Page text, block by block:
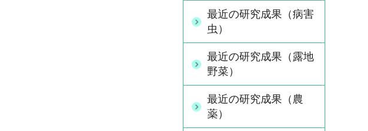
最近の研究成果（病害
虫）
最近の研究成果（露地
野菜）
最近の研究成果（農
薬）